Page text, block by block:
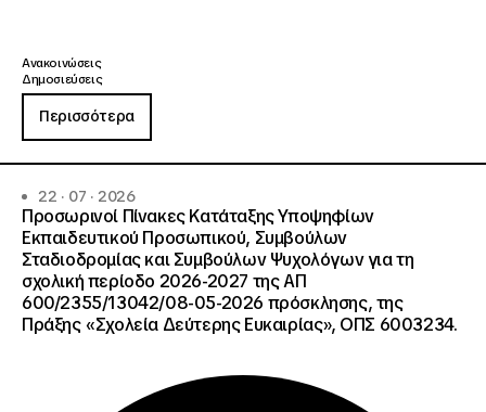
Ανακοινώσεις
Δημοσιεύσεις
Περισσότερα
22 · 07 · 2026
Προσωρινοί Πίνακες Κατάταξης Υποψηφίων
Εκπαιδευτικού Προσωπικού, Συμβούλων
Σταδιοδρομίας και Συμβούλων Ψυχολόγων για τη
σχολική περίοδο 2026-2027 της ΑΠ
600/2355/13042/08-05-2026 πρόσκλησης, της
Πράξης «Σχολεία Δεύτερης Ευκαιρίας», ΟΠΣ 6003234.